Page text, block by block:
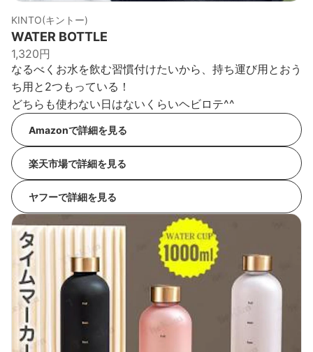
KINTO(キントー)
WATER BOTTLE
1,320円
なるべくお水を飲む習慣付けたいから、持ち運び用とおう
ち用と2つもっている！
どちらも使わない日はないくらいヘビロテ^^
Amazonで詳細を見る
楽天市場で詳細を見る
ヤフーで詳細を見る